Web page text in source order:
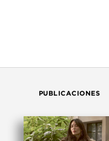
PUBLICACIONES